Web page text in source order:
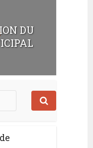
DU